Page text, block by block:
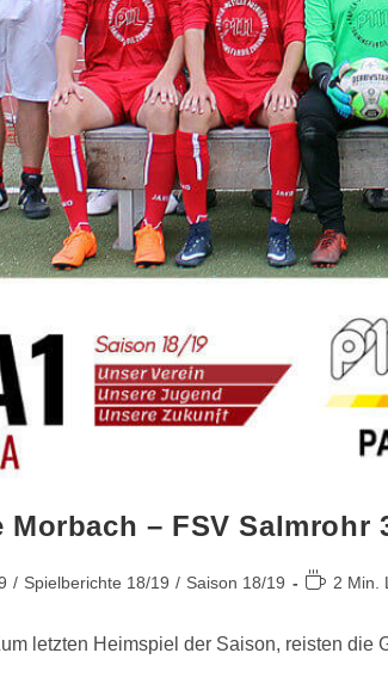
– FSV Salmrohr
/ Spielberichte 18/19 / Saison 18/19 2 Min.
letzten Heimspiel der Saison, reisten